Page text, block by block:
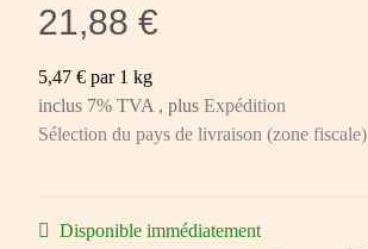
21,88 €
5,47 € par 1 kg
inclus 7% TVA , plus Expédition
Sélection du pays de livraison (zone fiscale)
Disponible immédiatement